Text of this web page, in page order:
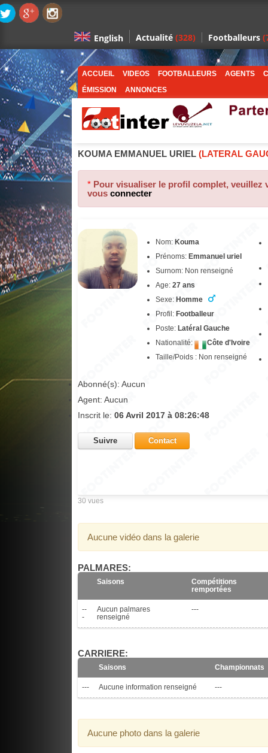
English Actualité (328) Footballeurs
ACCUEIL VIDEOS FOOTBALLEURS AGENTS
ÉMISSION
ANNONCES
KOUMA EMMANUEL URIEL (LATERAL
* Pour visualiser le profil complet, veuillez
vous connecter
Nom: Kouma
Prénoms: Emmanuel uriel
Surnom: Non renseigné
Age: 27 ans
Sexe: Homme
Profil: Footballeur
Poste: Latéral Gauche
Nationalité:
Côte d'Ivoire
Taille/Poids : Non renseigné
Abonné(s): Aucun
Agent: Aucun
Inscrit le: 06 Avril 2017 à 08:26:48
Suivre Contact
30 vues
Aucune vidéo dans la galerie
PALMARES:
Saisons
Compétitions
remportées
--
-
Aucun palmares
renseigné
---
CARRIERE:
Saisons Championnats
--- Aucune information renseigné ---
Aucune photo dans la galerie